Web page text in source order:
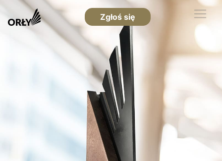
Zgłoś się